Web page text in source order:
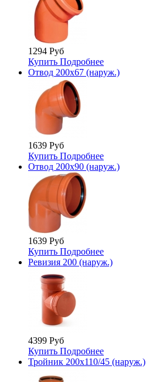
1294 Руб
Купить Подробнее
Отвод 200х67 (наруж.)
1639 Руб
Купить Подробнее
Отвод 200х90 (наруж.)
1639 Руб
Купить Подробнее
Ревизия 200 (наруж.)
4399 Руб
Купить Подробнее
Тройник 200х110/45 (наруж.)